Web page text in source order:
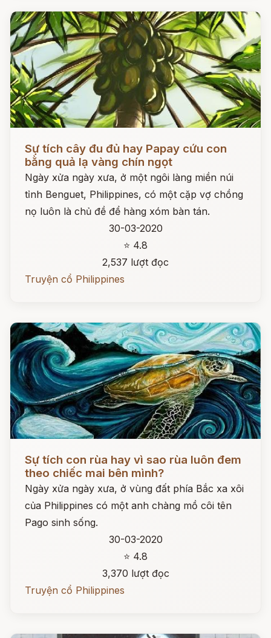
Sự tích cây đu đủ hay Papay cứu con
bằng quả lạ vàng chín ngọt
Ngày xửa ngày xưa, ở một ngôi làng miền núi
tỉnh Benguet, Philippines, có một cặp vợ chồng
nọ luôn là chủ đề để hàng xóm bàn tán.
30-03-2020
⭐ 4.8
2,537 lượt đọc
Truyện cổ Philippines
Sự tích con rùa hay vì sao rùa luôn đem
theo chiếc mai bên mình?
Ngày xửa ngày xưa, ở vùng đất phía Bắc xa xôi
của Philippines có một anh chàng mồ côi tên
Pago sinh sống.
30-03-2020
⭐ 4.8
3,370 lượt đọc
Truyện cổ Philippines